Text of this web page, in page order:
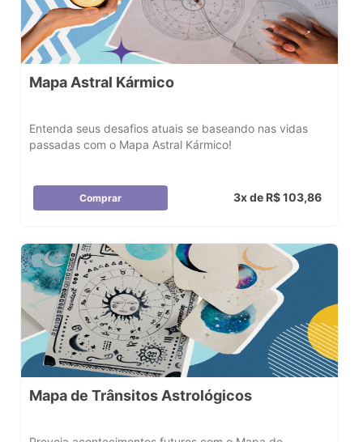
Mapa Astral Kármico
Entenda seus desafios atuais se baseando nas vidas
passadas com o Mapa Astral Kármico!
Comprar 3x de R$ 103,86
Mapa de Trânsitos Astrológicos